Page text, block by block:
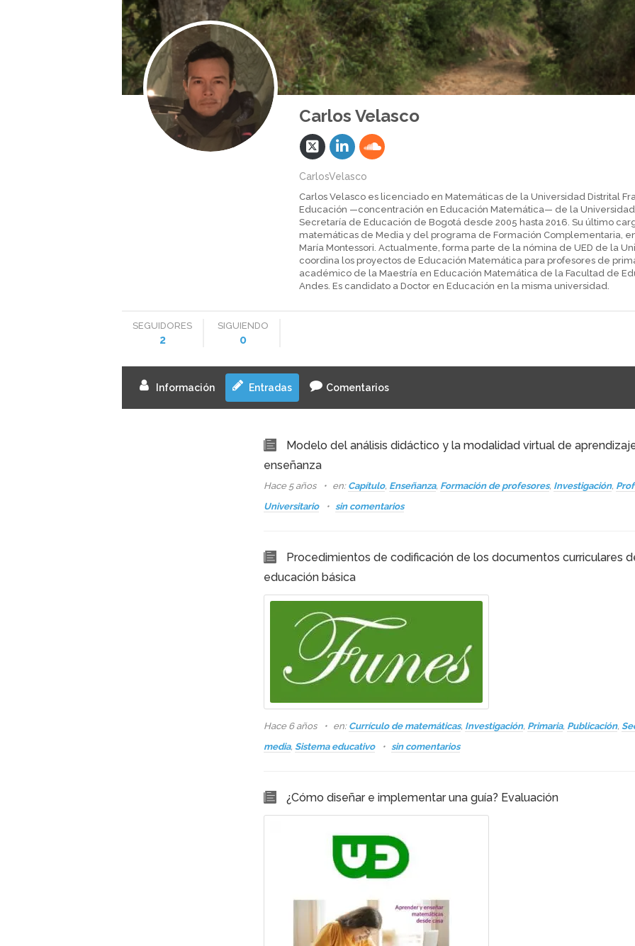
Carlos Velasco
CarlosVelasco
Carlos Velasco es licenciado en Matemáticas de la Universidad Distrital
Educación —concentración en Educación Matemática— de la
Secretaría de Educación de Bogotá desde 2005 hasta 2016. Su último
matemáticas de Media y del programa de Formación Complementaria,
María Montessori. Actualmente, forma parte de la nómina de UED de la
coordina los proyectos de Educación Matemática para profesores de
académico de la Maestría en Educación Matemática de la Facultad de
Andes. Es candidato a Doctor en Educación en la misma universidad.
SEGUIDORES
2
SIGUIENDO
0
Información Entradas Comentarios
Modelo del análisis didáctico y la modalidad virtual de
enseñanza
Hace 5 años en: Capítulo, Enseñanza, Formación de profesores, Investigación,
Universitario
sin comentarios
Procedimientos de codificación de los documentos curriculares
educación básica
Hace 6 años en: Currículo de matemáticas, Investigación, Primaria, Publicación,
media, Sistema educativo sin comentarios
¿Cómo diseñar e implementar una guía? Evaluación